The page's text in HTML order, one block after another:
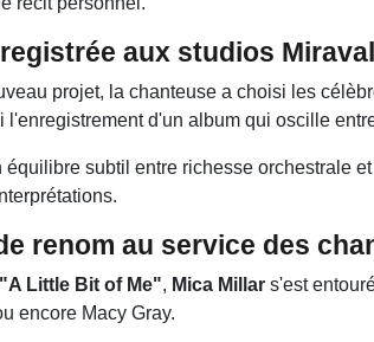
aux studios Miraval
projet, la chanteuse a choisi les
d'un album qui oscille
équilibre subtil entre richesse orchestrale
renom au service des
"A Little Bit of Me", Mica Millar s'est
encore Macy Gray.